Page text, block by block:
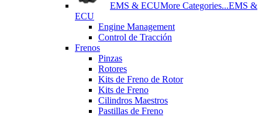
EMS & ECUMore Categories...EMS &
ECU
Engine Management
Control de Tracción
Frenos
Pinzas
Rotores
Kits de Freno de Rotor
Kits de Freno
Cilindros Maestros
Pastillas de Freno